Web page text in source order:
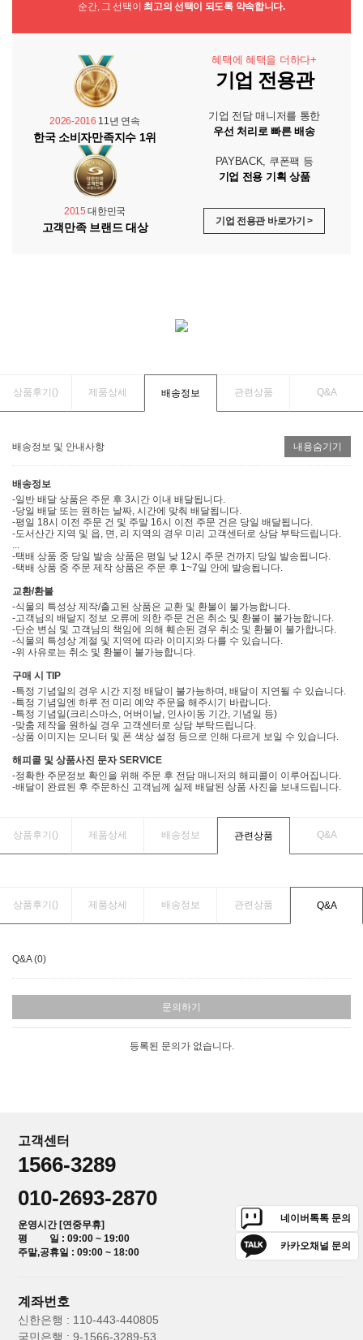
순간, 그 선택이 최고의 선택이 되도록 약속합니다.
2026-2016 11년 연속
한국 소비자만족지수 1위
2015 대한민국
고객만족 브랜드 대상
혜택에 혜택을 더하다+
기업 전용관
기업 전담 매니저를 통한
우선 처리로 빠른 배송
PAYBACK, 쿠폰팩 등
기업 전용 기획 상품
기업 전용관 바로가기 >
상품후기() 제품상세 배송정보 관련상품 Q&A
배송정보 및 안내사항 내용숨기기
배송정보
-일반 배달 상품은 주문 후 3시간 이내 배달됩니다.
-당일 배달 또는 원하는 날짜, 시간에 맞춰 배달됩니다.
-평일 18시 이전 주문 건 및 주말 16시 이전 주문 건은 당일 배달됩니다.
-도서산간 지역 및 읍, 면, 리 지역의 경우 미리 고객센터로 상담 부탁드립니다.
-택배 상품 중 당일 발송 상품은 평일 낮 12시 주문 건까지 당일 발송됩니다.
-택배 상품 중 주문 제작 상품은 주문 후 1~7일 안에 발송됩니다.
교환/환불
-식물의 특성상 제작/출고된 상품은 교환 및 환불이 불가능합니다.
-고객님의 배달지 정보 오류에 의한 주문 건은 취소 및 환불이 불가능합니다.
-단순 변심 및 고객님의 책임에 의해 훼손된 경우 취소 및 환불이 불가합니다.
-식물의 특성상 계절 및 지역에 따라 이미지와 다를 수 있습니다.
-위 사유로는 취소 및 환불이 불가능합니다.
구매 시 TIP
-특정 기념일의 경우 시간 지정 배달이 불가능하며, 배달이 지연될 수 있습니다.
-특정 기념일엔 하루 전 미리 예약 주문을 해주시기 바랍니다.
-특정 기념일(크리스마스, 어버이날, 인사이동 기간, 기념일 등)
-맞춤 제작을 원하실 경우 고객센터로 상담 부탁드립니다.
-상품 이미지는 모니터 및 폰 색상 설정 등으로 인해 다르게 보일 수 있습니다.
해피콜 및 상품사진 문자 SERVICE
-정확한 주문정보 확인을 위해 주문 후 전담 매니저의 해피콜이 이루어집니다.
-배달이 완료된 후 주문하신 고객님께 실제 배달된 상품 사진을 보내드립니다.
상품후기() 제품상세 배송정보 관련상품 Q&A
상품후기() 제품상세 배송정보 관련상품 Q&A
Q&A (0)
문의하기
등록된 문의가 없습니다.
고객센터
1566-3289
010-2693-2870
운영시간 [연중무휴]
평 일 : 09:00 ~ 19:00
주말,공휴일 : 09:00 ~ 18:00
네이버톡톡 문의
카카오채널 문의
계좌번호
신한은행 : 110-443-440805
국민은행 : 9-1566-3289-53